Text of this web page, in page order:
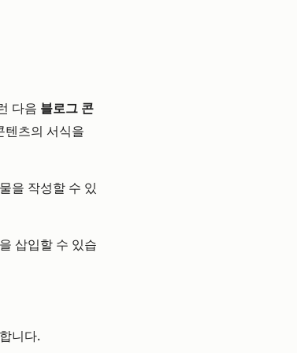
다음 블로그 콘
텐츠의 서식을
을 작성할 수 있
삽입할 수 있습
니다.